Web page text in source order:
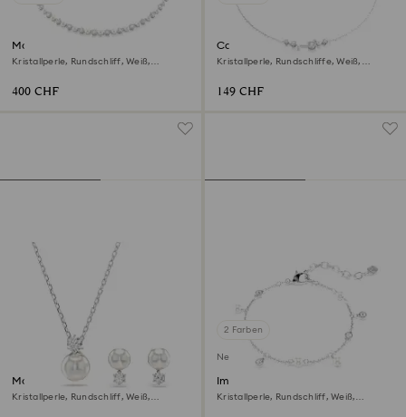
Matrix Tennis Halskette
Kristallperle, Rundschliff, Weiß,
400 CHF
Constella Halskette
Kristallperle, Rundschliffe, Weiß,
149 CHF
Matrix Set
Kristallperle, Rundschliff, Weiß,
2 Farben
Neu
Imber Armband
Kristallperle, Rundschliff, Weiß,